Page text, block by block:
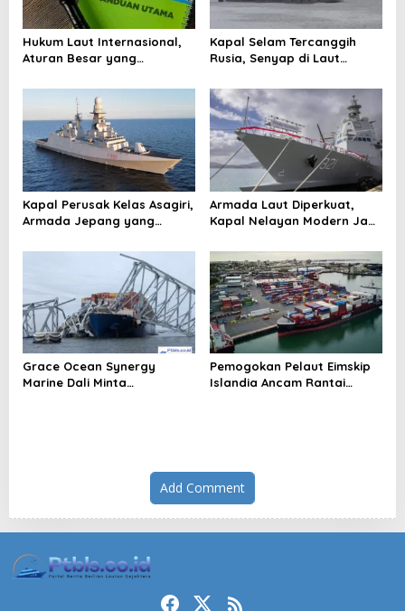
g
a
t
i
o
n
Hukum Laut Internasional,
Aturan Besar yang
Kapal Selam Tercanggih
Rusia, Senyap di Laut
Zircon
Kapal Perusak Kelas Asagiri,
Armada Jepang yang
Kapal Selam
Armada Laut Diperkuat,
Kapal Nelayan Modern Jadi
Grace Ocean Synergy
Marine Dali Minta
Pemogokan Pelaut Eimskip
Islandia Ancam Rantai
Add Comment